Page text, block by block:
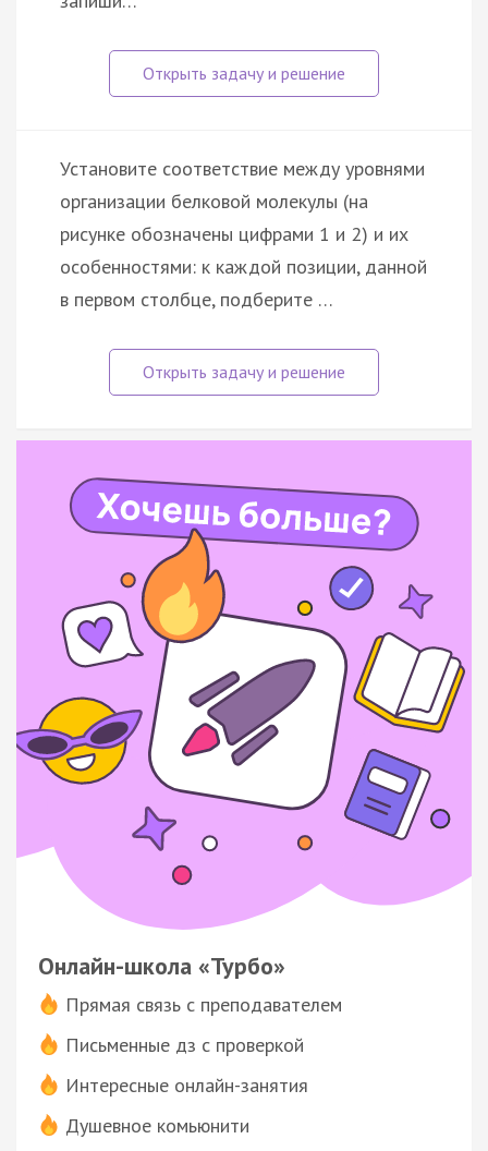
Установите соответствие между уровнями
организации белковой молекулы (на
рисунке обозначены цифрами 1 и 2) и их
особенностями: к каждой позиции, данной
в первом столбце, подберите …
Онлайн-школа «Турбо»
Прямая связь с преподавателем
Письменные дз с проверкой
Интересные онлайн-занятия
Душевное комьюнити